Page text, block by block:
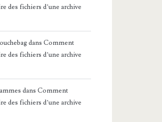
des fichiers d’une archive
dansComment
des fichiers d’une archive
dansComment
des fichiers d’une archive